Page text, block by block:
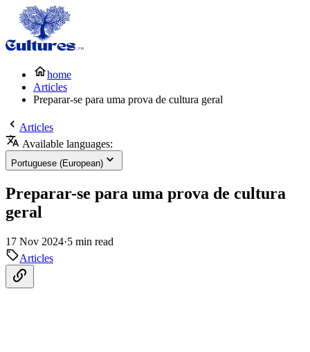
home
Articles
Preparar-se para uma prova de cultura geral
Articles
Available languages:
Portuguese (European)
Preparar-se para uma prova de cultura
geral
17 Nov 2024·5 min read
Articles